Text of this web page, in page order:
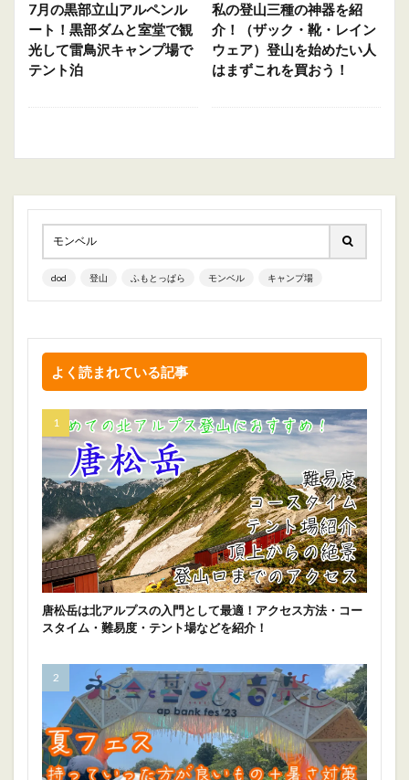
7月の黒部立山アルペンル
ート！黒部ダムと室堂で観
光して雷鳥沢キャンプ場で
テント泊
私の登山三種の神器を紹
介！（ザック・靴・レイン
ウェア）登山を始めたい人
はまずこれを買おう！
dod 登山 ふもとっぱら モンベル キャンプ場
よく読まれている記事
唐松岳は北アルプスの入門として最適！アクセス方法・コー
スタイム・難易度・テント場などを紹介！